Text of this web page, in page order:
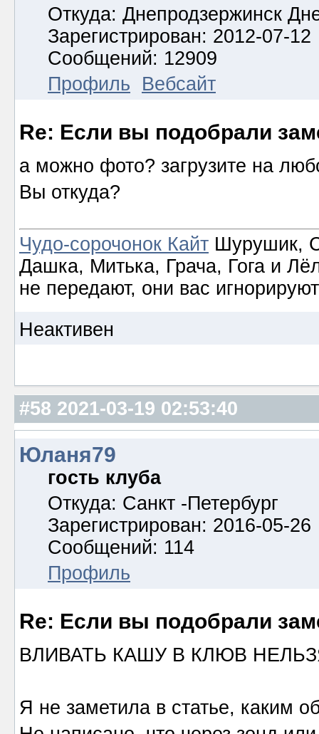
Откуда: Днепродзержинск
Зарегистрирован: 2012-07-12
Сообщений: 12909
Профиль
Вебсайт
Re: Если вы подобрали
а можно фото? загрузите на
Вы откуда?
Чудо-сорочонок Кайт Шурушик,
Дашка, Митька, Грача, Гога и
не передают, они вас игнорируют
Неактивен
#58 2021-03-19 02:53:40
Юланя79
гость клуба
Откуда: Санкт -Петербург
Зарегистрирован: 2016-05-26
Сообщений: 114
Профиль
Re: Если вы подобрали
ВЛИВАТЬ КАШУ В КЛЮВ
Я не заметила в статье, каким